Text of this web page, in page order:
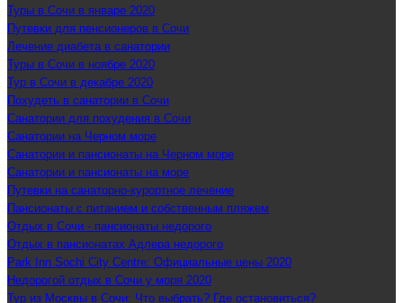
Туры в Сочи в январе 2020
Путевки для пенсионеров в Сочи
Лечение диабета в санатории
Туры в Сочи в ноябре 2020
Тур в Сочи в декабре 2020
Похудеть в санатории в Сочи
Санатории для похудения в Сочи
Санатории на Черном море
Санатории и пансионаты на Черном море
Санатории и пансионаты на море
Путевки на санаторно-курортное лечение
Пансионаты с питанием и собственным пляжем
Отдых в Сочи - пансионаты недорого
Отдых в пансионатах Адлера недорого
Park Inn Sochi City Centre: Официальные цены 2020
Недорогой отдых в Сочи у моря 2020
Тур из Москвы в Сочи: Что выбрать? Где остановиться?